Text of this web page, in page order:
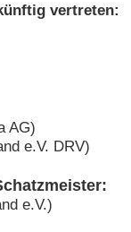
vertreten:
AG)
e.V. DRV)
e.V.)